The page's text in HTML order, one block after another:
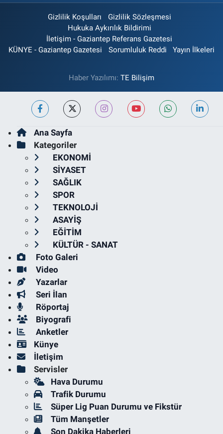
Gizlilik Koşulları
Gizlilik Sözleşmesi
Hukuka Aykırılık Bildirimi
İletişim - Gaziantep Referans Gazetesi
KÜNYE - Gaziantep Gazetesi
Sorumluluk Reddi Yayın İlkeleri
Haber Yazılımı: TE Bilişim
Ana Sayfa
Kategoriler
EKONOMİ
SİYASET
SAĞLIK
SPOR
TEKNOLOJİ
ASAYİŞ
EĞİTİM
KÜLTÜR - SANAT
Foto Galeri
Video
Yazarlar
Seri İlan
Röportaj
Biyografi
Anketler
Künye
İletişim
Servisler
Hava Durumu
Trafik Durumu
Süper Lig Puan Durumu ve Fikstür
Tüm Manşetler
Son Dakika Haberleri